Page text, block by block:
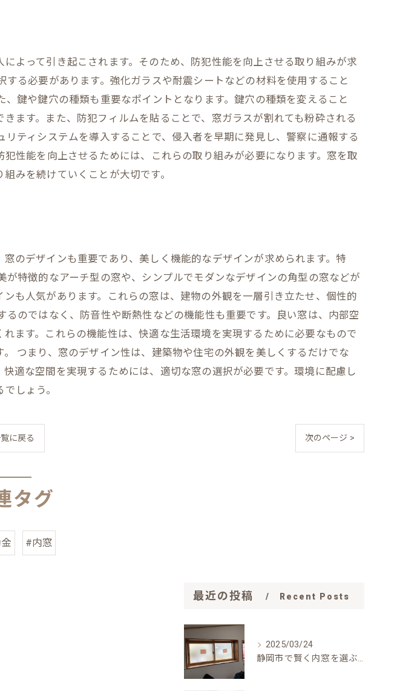
よって引き起こされます。そのため、防犯性能を向上させる取り組みが求
る必要があります。強化ガラスや耐震シートなどの材料を使用すること
鍵や鍵穴の種類も重要なポイントとなります。鍵穴の種類を変えること
ます。また、防犯フィルムを貼ることで、窓ガラスが割れても粉砕される
ティシステムを導入することで、侵入者を早期に発見し、警察に通報する
性能を向上させるためには、これらの取り組みが必要になります。窓を取
みを続けていくことが大切です。
のデザインも重要であり、美しく機能的なデザインが求められます。特
特徴的なアーチ型の窓や、シンプルでモダンなデザインの角型の窓などが
も人気があります。これらの窓は、建物の外観を一層引き立たせ、個性的
のではなく、防音性や断熱性などの機能性も重要です。良い窓は、内部空
ます。これらの機能性は、快適な生活環境を実現するために必要なもので
つまり、窓のデザイン性は、建築物や住宅の外観を美しくするだけでな
適な空間を実現するためには、適切な窓の選択が必要です。環境に配慮し
しょう。
に戻る 次のページ >
タグ
#内窓
最近の投稿 Recent Posts
2025/03/24
静岡市で賢く内窓を選ぶ：費用対効果を最大化する方法